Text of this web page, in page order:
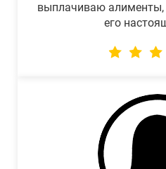
выплачиваю алименты,
его